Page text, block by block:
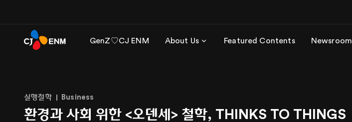
GenZ♡CJ ENM About Us Featured Contents Newsroom
실행철학 Business
환경과 사회 위한 <오덴세> 철학, THINKS TO THINGS